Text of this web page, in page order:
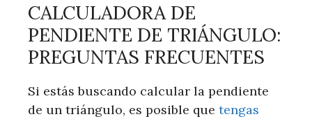
CALCULADORA DE
PENDIENTE DE TRIÁNGULO:
PREGUNTAS FRECUENTES
Si estás buscando calcular la pendiente
de un triángulo, es posible que tengas